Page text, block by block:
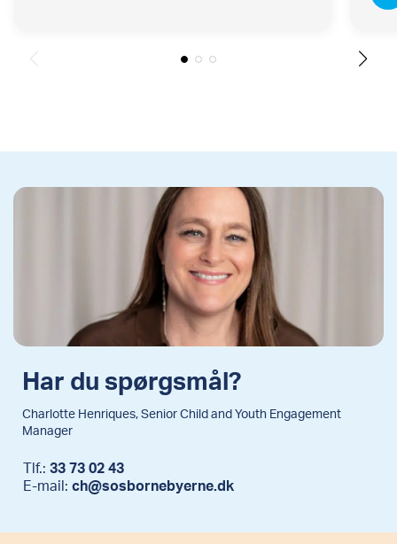
Har du spørgsmål?
Charlotte Henriques, Senior Child and Youth Engagement
Manager
Tlf.: 33 73 02 43
E-mail: ch@sosbornebyerne.dk